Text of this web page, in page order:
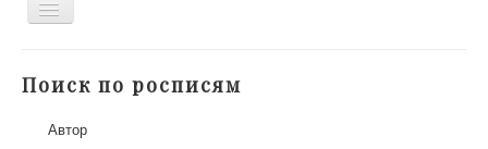
Toggle
Участники
Поиск по росписям
Автор